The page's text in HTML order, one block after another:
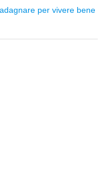
per vivere bene